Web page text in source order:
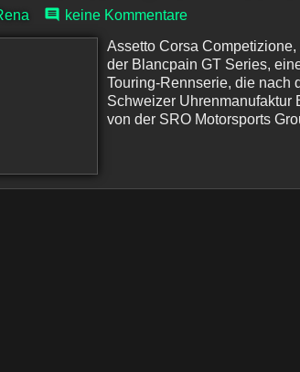
keine Kommentare
Assetto Corsa
der Blancpain GT Series,
Touring-Rennserie, die nach
Schweizer Uhrenmanufaktur
von der SRO Motorsports